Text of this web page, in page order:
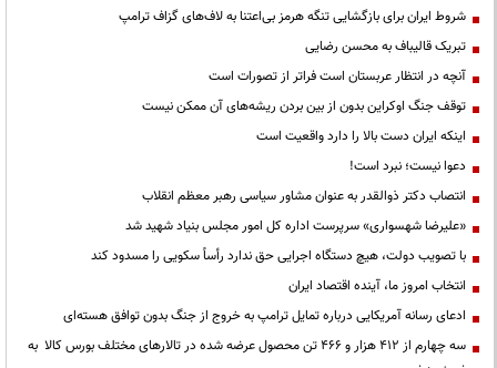
شروط ایران برای بازگشایی تنگه هرمز بی‌اعتنا به لاف‌های گزاف ترامپ
تبریک قالیباف به محسن رضایی
آنچه در انتظار عربستان است فراتر از تصورات است
توقف جنگ اوکراین بدون از بین بردن ریشه‌های آن ممکن نیست
اینکه ایران دست بالا را دارد واقعیت است
دعوا نیست؛ نبرد است!
انتصاب دکتر ذوالقدر به عنوان مشاور سیاسی رهبر معظم انقلاب
«علیرضا شهسواری» سرپرست اداره کل امور مجلس بنیاد شهید شد
با تصویب دولت، هیچ دستگاه اجرایی حق ندارد رأساً سکویی را مسدود کند
انتخاب امروز ما، آینده اقتصاد ایران
ادعای رسانه آمریکایی درباره تمایل ترامپ به خروج از جنگ بدون توافق هسته‌ای
سه چهارم از ۴۱۲ هزار و ۴۶۶ تن محصول عرضه شده در تالارهای مختلف بورس کالا به